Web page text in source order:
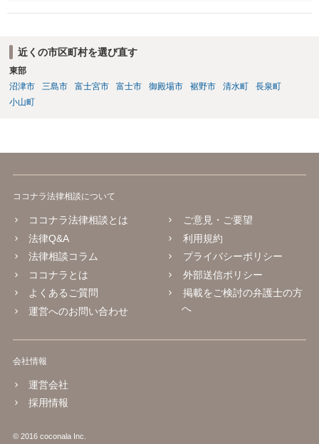
に痛みが出る、長時間座れない、物を持つと痛い、夜間痛がある、な
日頃と考えられます。ただし、症状固定日は機械的に６か月で決まる
ものではなく、治療経過や主治医の判断によります。初診日が２月２
日であったことも含め、主治医と相談した方がよいでしょう。 症状固
定後も、痛みが残っていれば通院自体は可能です。ただし、症状固定
後の治療費は、相手方保険会社から支払われない扱いになるので、健
知覚検査、可動域検査などの要否を医師が判断することになります。
見、画像所見、症状の一貫性が重要になります。不安であれば、受診
前に症状の経過や現在困っていることをメモにまとめ、主治医に簡潔
るべき症状や記載内容について弁護士に相談等することをお勧めいた
します。
近くの市区町村を選び直す
東部
沼津市
三島市 富士宮市 富士市 御殿場市 裾野市 清水町
長泉町
小山町
ココナラ法律相談について
ココナラ法律相談とは
法律Q&A
法律相談コラム
ココナラとは
よくあるご質問
運営へのお問い合わせ
ご意見・ご要望
利用規約
プライバシーポリシー
外部送信ポリシー
掲載をご検討の弁護士の方
へ
会社情報
運営会社
採用情報
© 2016 coconala Inc.